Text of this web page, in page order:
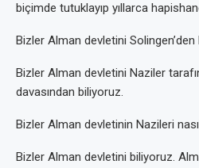
biçimde tutuklayıp yıllarca
Bizler Alman devletini Solingen’den
Bizler Alman devletini Naziler
davasından biliyoruz.
Bizler Alman devletinin Nazileri
Bizler Alman devletini biliyoruz.